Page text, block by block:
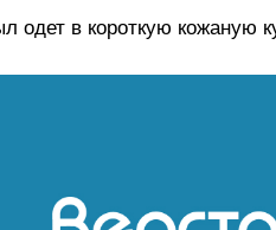
одет в короткую кожаную